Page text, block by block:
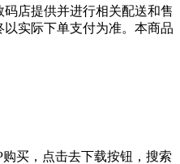
店提供并进行相关配送和售
实际下单支付为准。本商品
买，点击去下载按钮，搜索